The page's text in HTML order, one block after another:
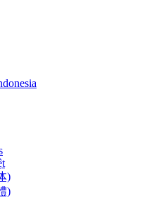
)
)